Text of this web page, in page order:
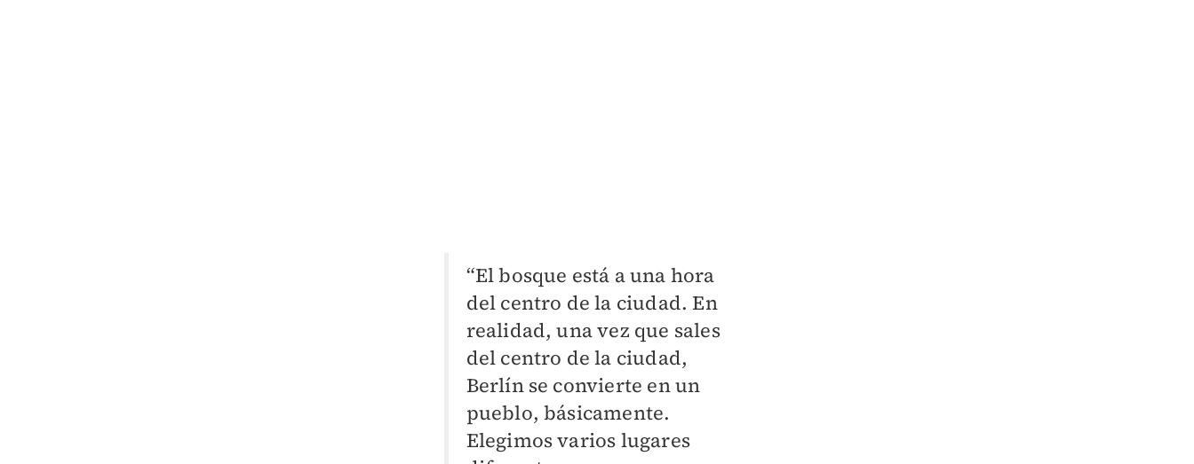
“El bosque está a una hora
del centro de la ciudad. En
realidad, una vez que sales
del centro de la ciudad,
Berlín se convierte en un
pueblo, básicamente.
Elegimos varios lugares